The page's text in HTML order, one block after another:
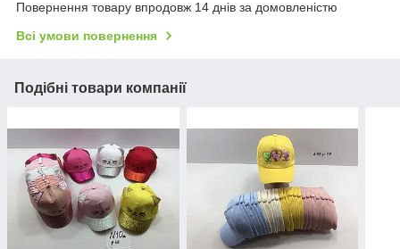
Повернення товару впродовж 14 днів за домовленістю
Всі умови повернення
Подібні товари компанії